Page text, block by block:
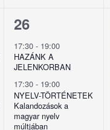
2
esemény,
26
17:30 - 19:00
HAZÁNK A
JELENKORBAN
17:30 - 19:00
NYELV-TÖRTÉNETEK
Kalandozások a
magyar nyelv
múltjában